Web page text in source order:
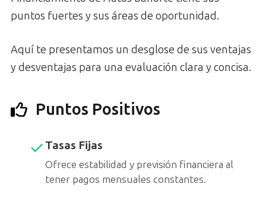
puntos fuertes y sus áreas de oportunidad.
Aquí te presentamos un desglose de sus ventajas
y desventajas para una evaluación clara y concisa.
Puntos Positivos
Tasas Fijas
Ofrece estabilidad y previsión financiera al
tener pagos mensuales constantes.